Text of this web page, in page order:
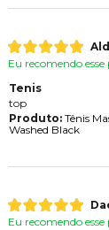
Eu recomendo
Tenis
top
Produto:Tênis
Washed Black
Eu recomendo